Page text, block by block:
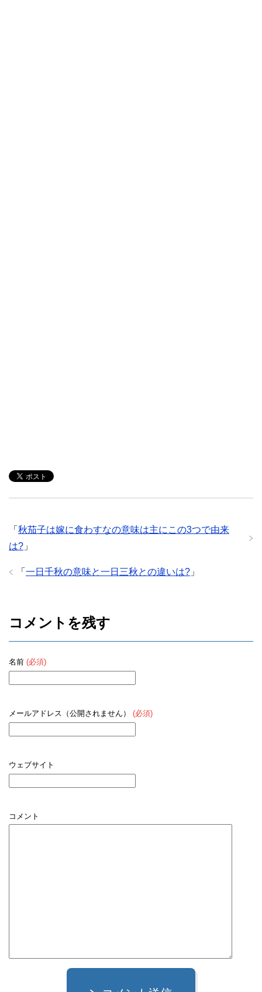
「 秋茄子は嫁に食わすなの意味は主にこの3つで由来
は? 」
「 一日千秋の意味と一日三秋との違いは? 」
コメントを残す
名前 (必須)
メールアドレス（公開されません） (必須)
ウェブサイト
コメント